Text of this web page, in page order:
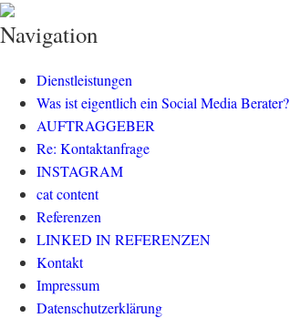
klisch.net
social media rockt
Navigation
Dienstleistungen
Was ist eigentlich ein Social Media Berater?
AUFTRAGGEBER
Re: Kontaktanfrage
INSTAGRAM
cat content
Referenzen
LINKED IN REFERENZEN
Kontakt
Impressum
Datenschutzerklärung